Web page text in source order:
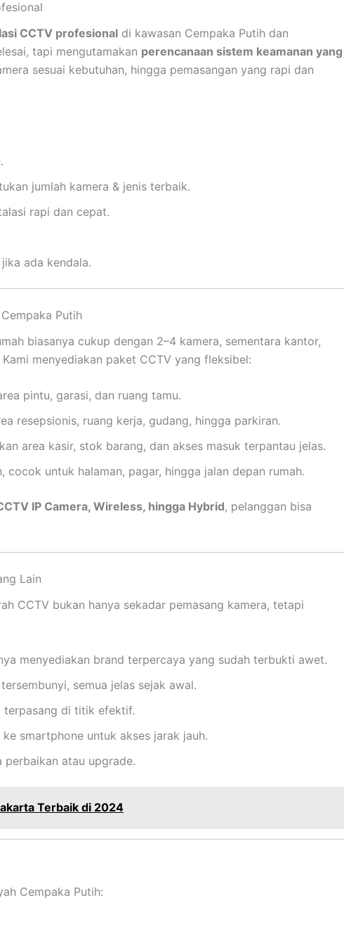
CCTV profesional di kawasan Cempaka Putih dan
tapi mengutamakan perencanaan sistem keamanan yang
sesuai kebutuhan, hingga pemasangan yang rapi dan
jumlah kamera & jenis terbaik.
rapi dan cepat.
ada kendala.
Putih
biasanya cukup dengan 2–4 kamera, sementara kantor,
menyediakan paket CCTV yang fleksibel:
pintu, garasi, dan ruang tamu.
resepsionis, ruang kerja, gudang, hingga parkiran.
area kasir, stok barang, dan akses masuk terpantau jelas.
cocok untuk halaman, pagar, hingga jalan depan rumah.
IP Camera, Wireless, hingga Hybrid, pelanggan bisa
Lain
CCTV bukan hanya sekadar pemasang kamera, tetapi
menyediakan brand terpercaya yang sudah terbukti awet.
semua jelas sejak awal.
terpasang di titik efektif.
ke smartphone untuk akses jarak jauh.
perbaikan atau upgrade.
Terbaik di 2024
Cempaka Putih: